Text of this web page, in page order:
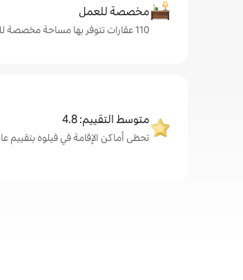
مخصصة للعمل
110 عقارات تتوفر بها مساحة مخصصة للعمل
متوسط التقييم: 4.8
تحظى أماكن الإقامة في فيلوه بتقييم عالٍ